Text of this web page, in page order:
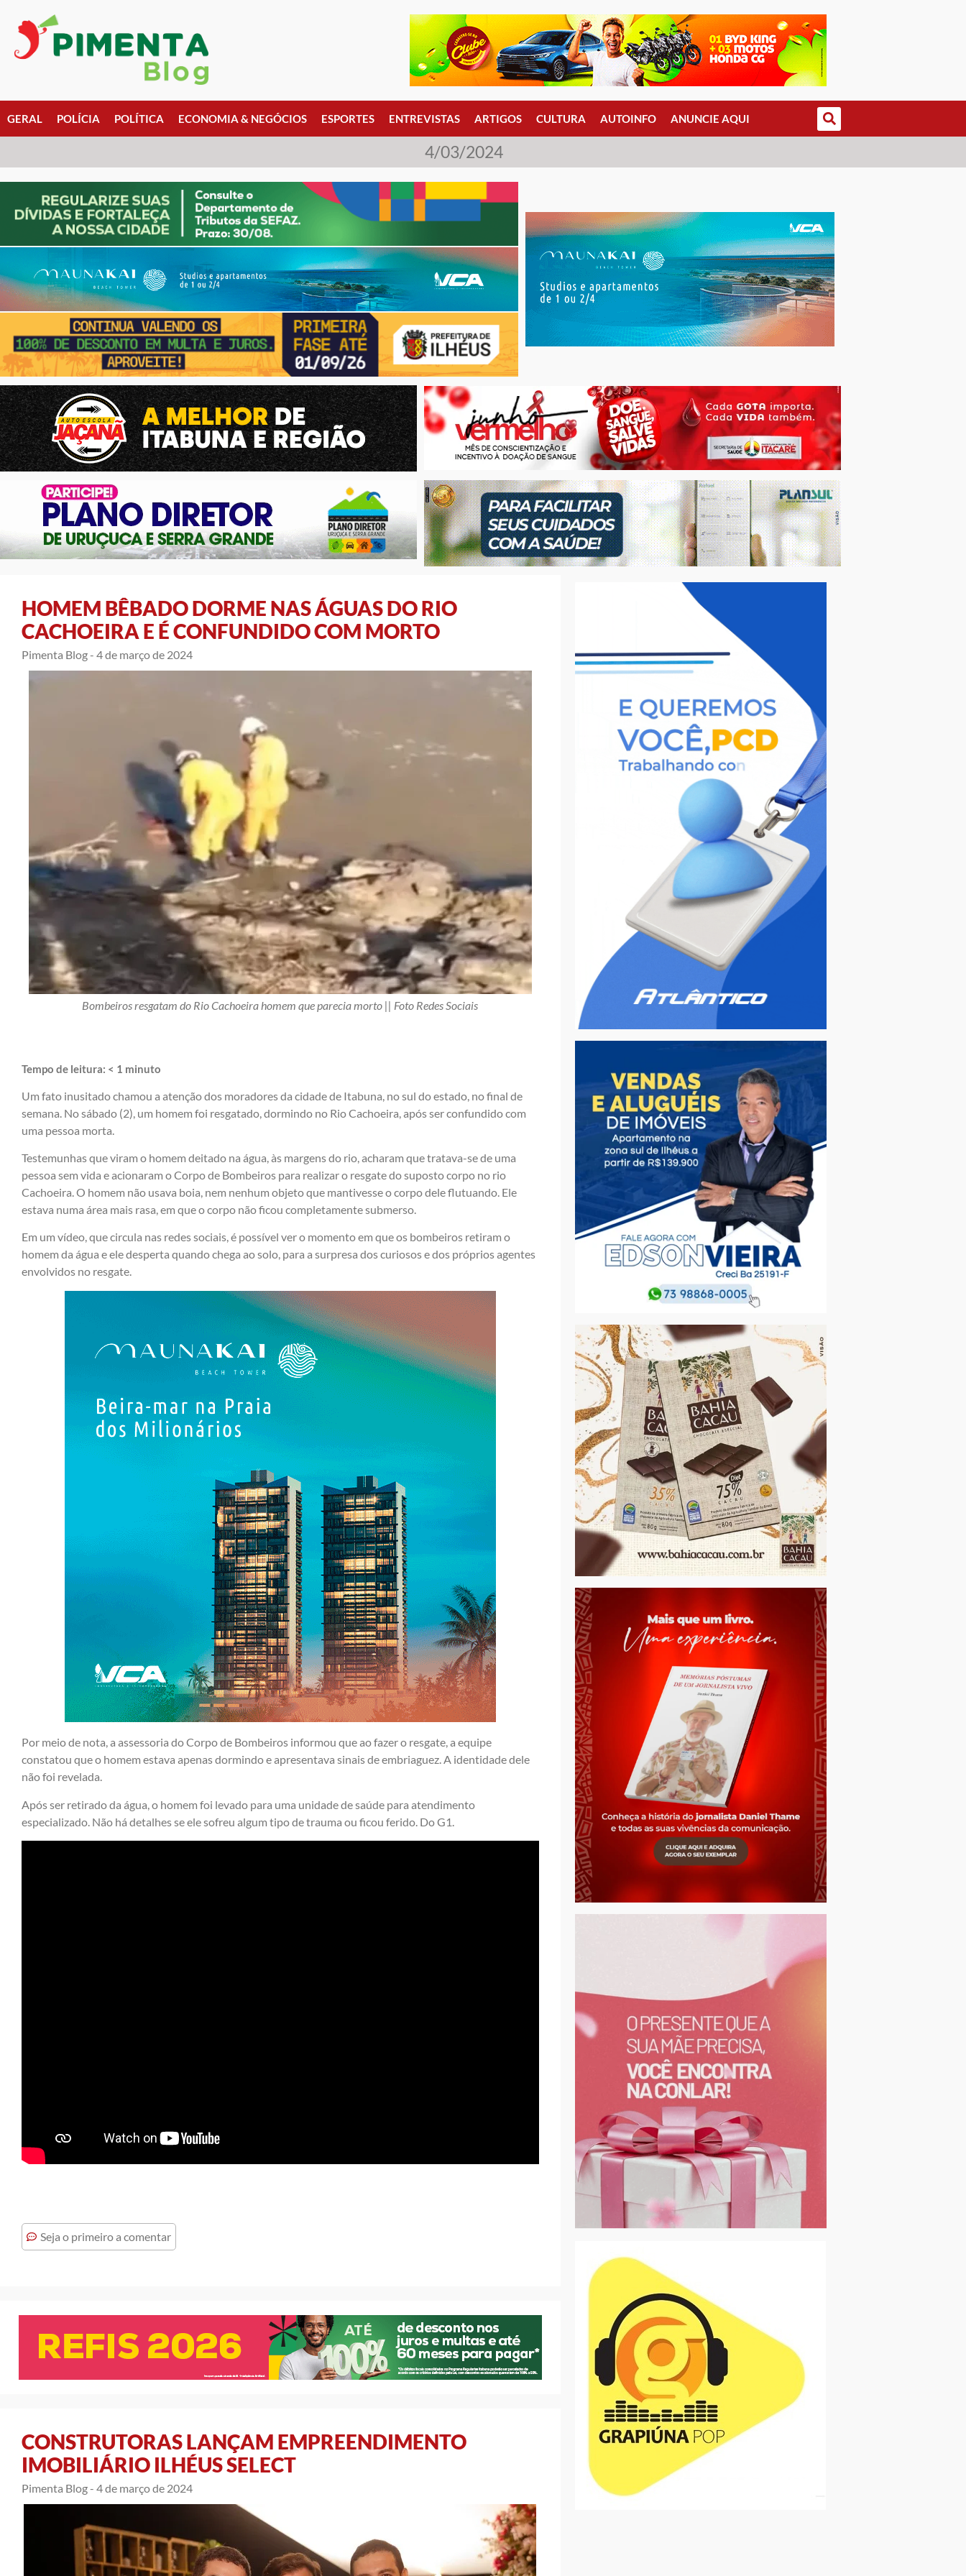
GERAL POLÍCIA POLÍTICA ECONOMIA & NEGÓCIOS ESPORTES ENTREVISTAS ARTIGOS CULTURA AUTOINFO ANUNCIE AQUI
4/03/2024
HOMEM BÊBADO DORME NAS ÁGUAS DO RIO
CACHOEIRA E É CONFUNDIDO COM MORTO
Pimenta Blog - 4 de março de 2024
Bombeiros resgatam do Rio Cachoeira homem que parecia morto || Foto Redes Sociais
Tempo de leitura: < 1 minuto
Um fato inusitado chamou a atenção dos moradores da cidade de Itabuna, no sul do estado, no final de
semana. No sábado (2), um homem foi resgatado, dormindo no Rio Cachoeira, após ser confundido com
uma pessoa morta.
Testemunhas que viram o homem deitado na água, às margens do rio, acharam que tratava-se de uma
pessoa sem vida e acionaram o Corpo de Bombeiros para realizar o resgate do suposto corpo no rio
Cachoeira. O homem não usava boia, nem nenhum objeto que mantivesse o corpo dele flutuando. Ele
estava numa área mais rasa, em que o corpo não ficou completamente submerso.
Em um vídeo, que circula nas redes sociais, é possível ver o momento em que os bombeiros retiram o
homem da água e ele desperta quando chega ao solo, para a surpresa dos curiosos e dos próprios agentes
envolvidos no resgate.
Por meio de nota, a assessoria do Corpo de Bombeiros informou que ao fazer o resgate, a equipe
constatou que o homem estava apenas dormindo e apresentava sinais de embriaguez. A identidade dele
não foi revelada.
Após ser retirado da água, o homem foi levado para uma unidade de saúde para atendimento
especializado. Não há detalhes se ele sofreu algum tipo de trauma ou ficou ferido. Do G1.
Seja o primeiro a comentar
CONSTRUTORAS LANÇAM EMPREENDIMENTO
IMOBILIÁRIO ILHÉUS SELECT
Pimenta Blog - 4 de março de 2024